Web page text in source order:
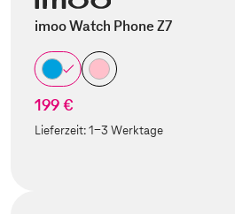
imoo Watch Phone Z7
199 €
Lieferzeit:1-3 Werktage